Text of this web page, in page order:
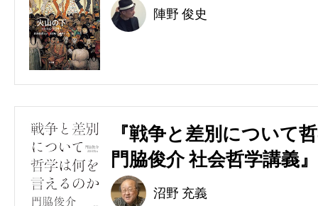
陣野 俊史
『戦争と差別について
門脇俊介 社会哲学講義
沼野 充義